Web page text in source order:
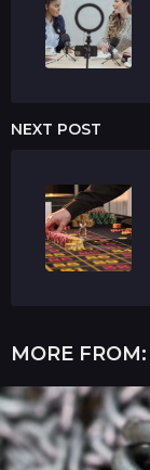
NEXT POST
MORE FROM: